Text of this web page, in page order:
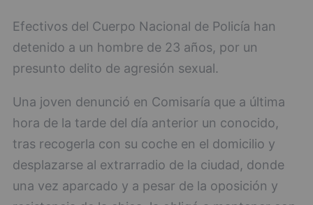
Efectivos del Cuerpo Nacional de Policía han
detenido a un hombre de 23 años, por un
presunto delito de agresión sexual.
Una joven denunció en Comisaría que a última
hora de la tarde del día anterior un conocido,
tras recogerla con su coche en el domicilio y
desplazarse al extrarradio de la ciudad, donde
una vez aparcado y a pesar de la oposición y